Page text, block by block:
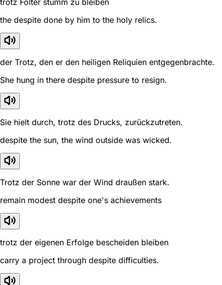
trotz Folter stumm zu bleiben
the despite done by him to the holy relics.
der Trotz, den er den heiligen Reliquien entgegenbrachte.
She hung in there despite pressure to resign.
Sie hielt durch, trotz des Drucks, zurückzutreten.
despite the sun, the wind outside was wicked.
Trotz der Sonne war der Wind draußen stark.
remain modest despite one's achievements
trotz der eigenen Erfolge bescheiden bleiben
carry a project through despite difficulties.